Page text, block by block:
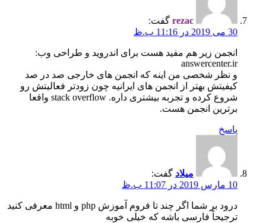
rezac گفت:
30 می 2019 در 11:16 ب.ظ
انجمن زیر هم مفید هست برای اندروید و طراحی وب:
answercenter.ir
و نظر شخصی من اینه که انجمن های خارجی صد در صد
کیفیتش بهتر از انجمن های ایرانیه چون زودتر فعالیتش رو
شروع کرده و تجربه بیشتری داره. stack overflow واقعا
برترین انجمن هست.
پاسخ
میلاد گفت:
10 مارس 2019 در 11:07 ب.ظ
درود بر شما اگر چند تا فروم آموزش php و html معرفی کنید
ترجیحاً فارسی باشه که خیلی خوبه